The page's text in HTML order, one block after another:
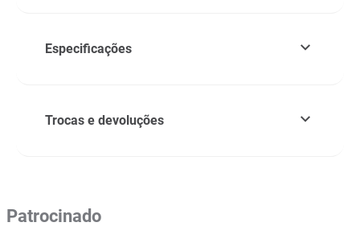
Especificações
Trocas e devoluções
Patrocinado